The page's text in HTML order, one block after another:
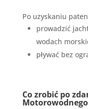
Po uzyskaniu
prowadzić
wodach
pływać bez
Co zrobić po